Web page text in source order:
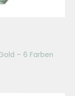
– 6 Farben